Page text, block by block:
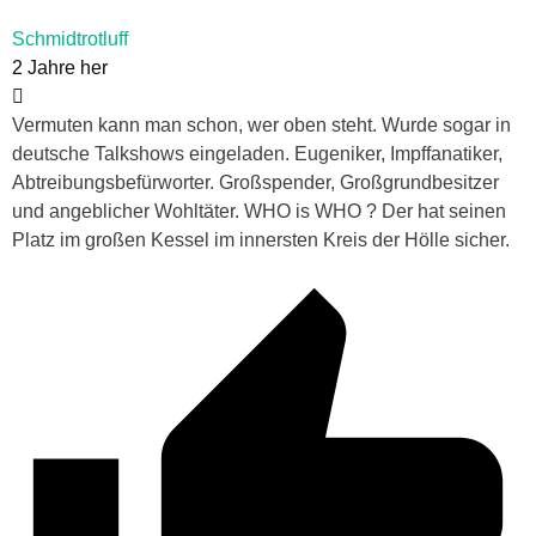
Schmidtrotluff
2 Jahre her
Vermuten kann man schon, wer oben steht. Wurde sogar in
deutsche Talkshows eingeladen. Eugeniker, Impffanatiker,
Abtreibungsbefürworter. Großspender, Großgrundbesitzer
und angeblicher Wohltäter. WHO is WHO ? Der hat seinen
Platz im großen Kessel im innersten Kreis der Hölle sicher.